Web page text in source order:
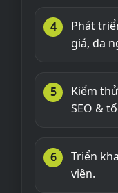
Phát
giá, đa
Kiểm
SEO &
Triển
viên.